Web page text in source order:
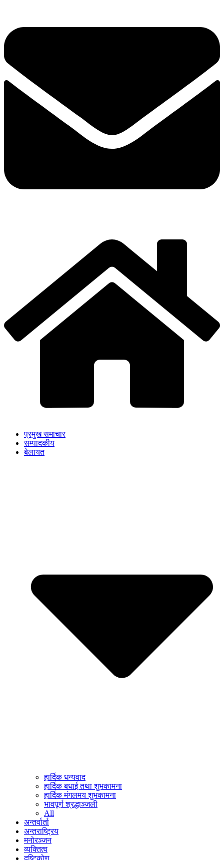
प्रमुख समाचार
सम्पादकीय
बेलायत
हार्दिक धन्यवाद
हार्दिक बधाई तथा शुभकामना
हार्दिक मंगलमय शुभकामना
भावपूर्ण श्रद्धाञ्जली
All
अन्तर्वार्ता
अन्तराष्ट्रिय
मनोरञ्जन
व्यक्तित्व